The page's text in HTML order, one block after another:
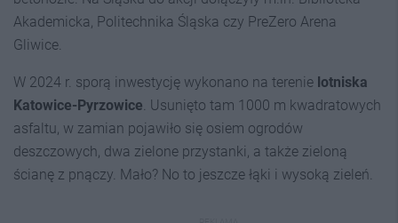
Akademicka, Politechnika Śląska czy PreZero Arena
Gliwice.
W 2024 r. sporą inwestycję wykonano na terenie lotniska
Katowice-Pyrzowice. Usunięto tam 1000 m kwadratowych
asfaltu, w zamian pojawiło się osiem ogrodów
deszczowych, dwa zielone przystanki, a także zieloną
ścianę z pnączy. Mało? No to jeszcze łąki i wysoką zieleń.